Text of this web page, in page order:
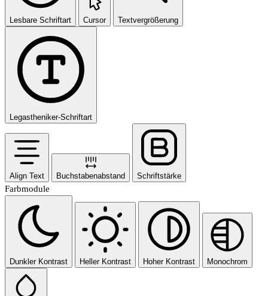
Lesbare Schriftart Cursor Textvergrößerung
Legastheniker-Schriftart
Align Text Buchstabenabstand Schriftstärke
Farbmodule
Dunkler Kontrast Heller Kontrast Hoher Kontrast Monochrom